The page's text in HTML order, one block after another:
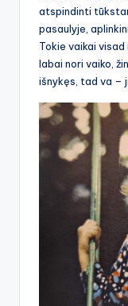
atspindinti
pasaulyje,
Tokie vaikai visad
labai nori vaiko,
išnykęs, tad va –